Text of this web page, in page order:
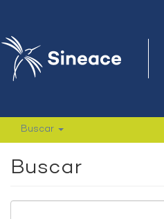
Buscar
Buscar